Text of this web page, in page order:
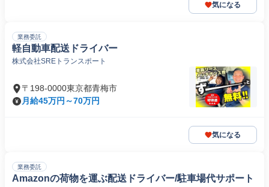
気になる
業務委託
軽自動車配送ドライバー
株式会社SREトランスポート
〒198-0000東京都青梅市
月給45万円～70万円
気になる
業務委託
Amazonの荷物を運ぶ配送ドライバー/駐車場代サポート